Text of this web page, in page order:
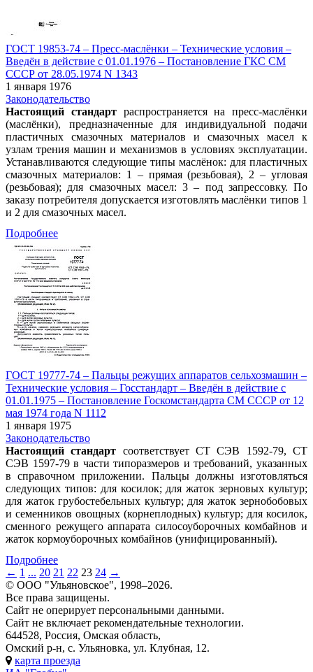
ГОСТ 19853-74 – Пресс-маслёнки – Технические условия –
Введён в действие c 01.01.1976 – Постановление ГКС СМ
СССР от 28.05.1974 N 1343
1 января 1976
Законодательство
Настоящий стандартраспространяется на пресс-маслёнки
(маслёнки), предназначенные для индивидуальной подачи
пластичных смазочных материалов и смазочных масел к
узлам трения машин и механизмов в условиях эксплуатации.
Устанавливаются следующие типы маслёнок: для пластичных
смазочных материалов: 1 – прямая (резьбовая), 2 – угловая
(резьбовая); для смазочных масел: 3 – под запрессовку. По
заказу потребителя допускается изготовлять маслёнки типов 1
и 2 для смазочных масел.
Подробнее
ГОСТ 19777-74 – Пальцы режущих аппаратов сельхозмашин –
Технические условия – Госстандарт – Введён в действие c
01.01.1975 – Постановление Госкомстандарта СМ СССР от 12
мая 1974 года N 1112
1 января 1975
Законодательство
Настоящий стандарт соответствует СТ СЭВ 1592-79, СТ
СЭВ 1597-79 в части типоразмеров и требований, указанных
в справочном приложении. Пальцы должны изготовляться
следующих типов: для косилок; для жаток зерновых культур;
для жаток грубостебельных культур; для жаток зернобобовых
и семенников овощных (корнеплодных) культур; для косилок,
сменного режущего аппарата силосоуборочных комбайнов и
жаток кормоуборочных комбайнов (унифицированный).
Подробнее
← 1 ... 20 21 22 23 24 →
© ООО "Ульяновское", 1998–2026.
Все права защищены.
Сайт не оперирует персональными данными.
Сайт не включает рекомендательные технологии.
644528, Россия, Омская область,
Омский р-н, с. Ульяновка, ул. Клубная, 12.
карта проезда